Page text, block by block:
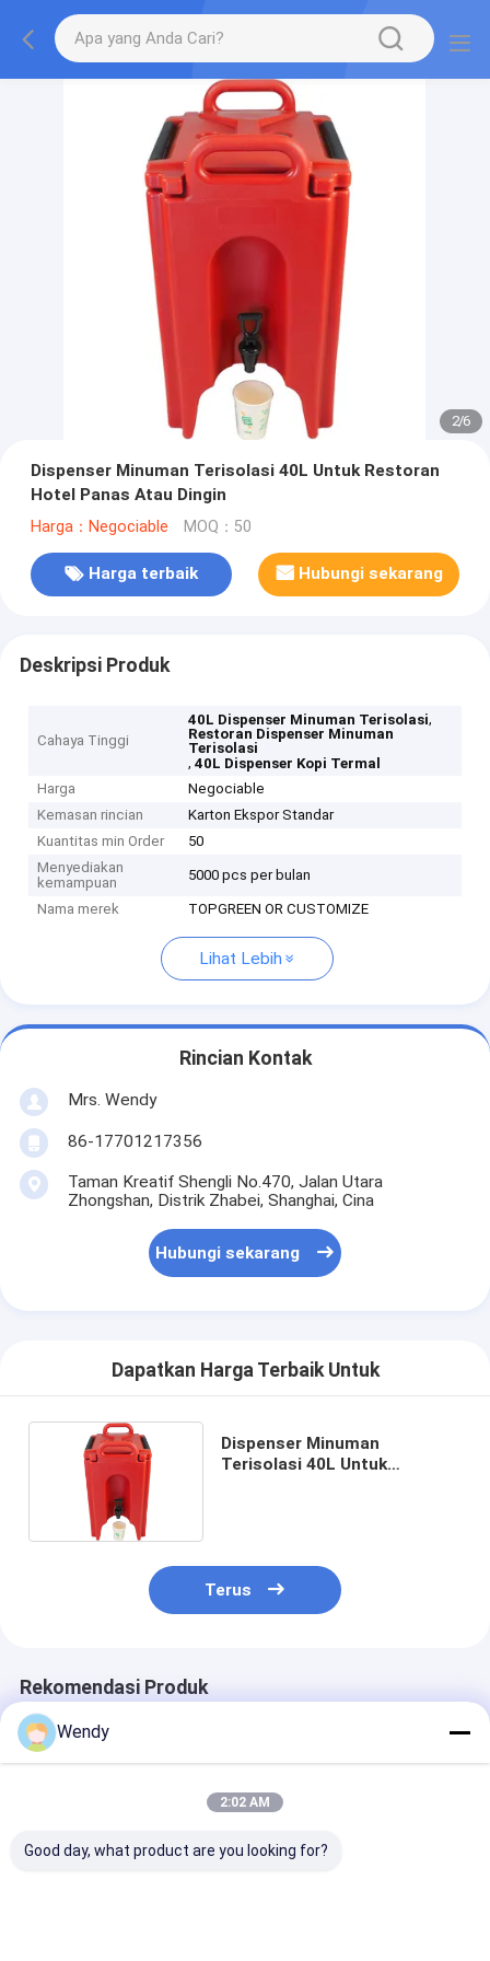
2/6
Dispenser Minuman Terisolasi 40L Untuk Restoran
Hotel Panas Atau Dingin
Harga：Negociable MOQ：50
Harga terbaik Hubungi sekarang
Deskripsi Produk
Cahaya Tinggi
40L Dispenser Minuman Terisolasi,
Restoran Dispenser Minuman
Terisolasi
,40L Dispenser Kopi Termal
Harga
Negociable
Kemasan rincian
Karton Ekspor Standar
Kuantitas min Order
50
Menyediakan
kemampuan
5000 pcs per bulan
Nama merek TOPGREEN OR CUSTOMIZE
Lihat Lebih
Rincian Kontak
Mrs. Wendy
86-17701217356
Taman Kreatif Shengli No.470, Jalan Utara
Zhongshan, Distrik Zhabei, Shanghai, Cina
Hubungi sekarang
Dapatkan Harga Terbaik Untuk
Dispenser Minuman
Terisolasi 40L Untuk
Terus
Rekomendasi Produk
Wendy
2:02 AM
Good day, what product are you looking for?